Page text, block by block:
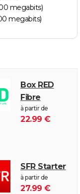
megabits)
megabits)
Box RED
Fibre
à partir de
22.99 €
SFR Starter
à partir de
27.99 €